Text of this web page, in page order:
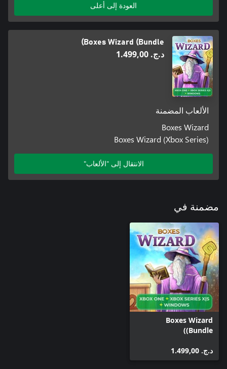
العودة إلى أعلى
Boxes Wizard (Bundle)
د.ج.‏ 1.499,00
الألعاب المضمنة
Boxes Wizard
Boxes Wizard (Xbox Series)
الانتقال إلى "الألعاب"
مضمنة في
Boxes Wizard
(Bundle)
د.ج.‏ 1.499,00